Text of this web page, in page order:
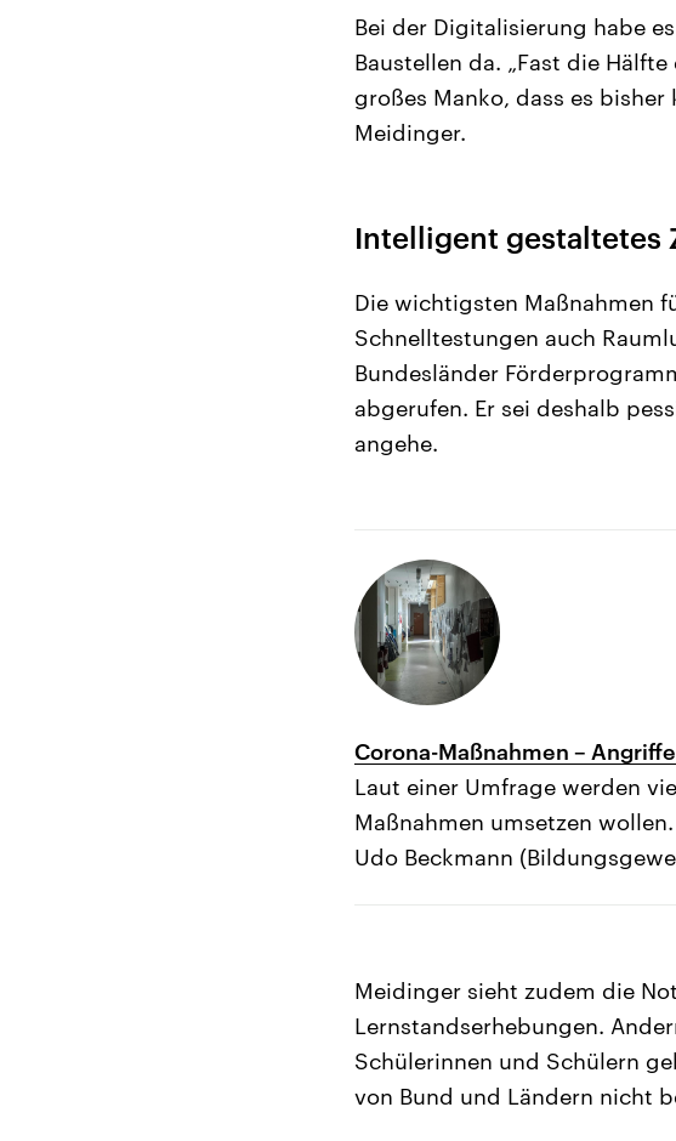
Bei der Digitalisierung habe
Baustellen da. „Fast die
großes Manko, dass es
Meidinger.
Intelligent gestaltetes
Die wichtigsten Maßnahmen
Schnelltestungen auch
Bundesländer
abgerufen. Er sei deshalb
angehe.
Corona-Maßnahmen –
Laut einer Umfrage werden
Maßnahmen umsetzen
Udo Beckmann
Meidinger sieht zudem die
Lernstandserhebungen.
Schülerinnen und Schülern
von Bund und Ländern nicht